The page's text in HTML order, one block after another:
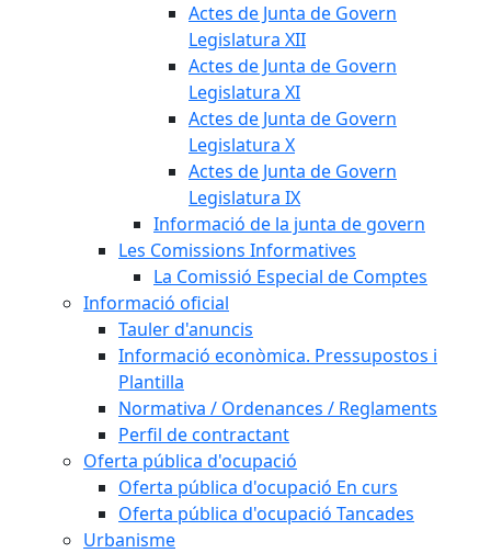
Actes de Junta de Govern
Legislatura XII
Actes de Junta de Govern
Legislatura XI
Actes de Junta de Govern
Legislatura X
Actes de Junta de Govern
Legislatura IX
Informació de la junta de govern
Les Comissions Informatives
La Comissió Especial de Comptes
Informació oficial
Tauler d'anuncis
Informació econòmica. Pressupostos i
Plantilla
Normativa / Ordenances / Reglaments
Perfil de contractant
Oferta pública d'ocupació
Oferta pública d'ocupació En curs
Oferta pública d'ocupació Tancades
Urbanisme